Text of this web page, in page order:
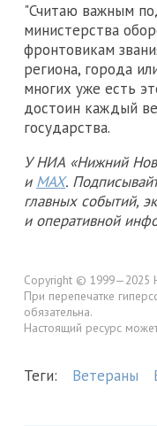
"Считаю важным
министерства
фронтовикам
региона, города
многих уже есть
достоин каждый
государства.
У НИА «Нижний
и MAX.
главных событий,
и оперативной
Copyright © 1999—2025
При перепечатке
обязательна.
Настоящий ресурс
Теги: Ветераны